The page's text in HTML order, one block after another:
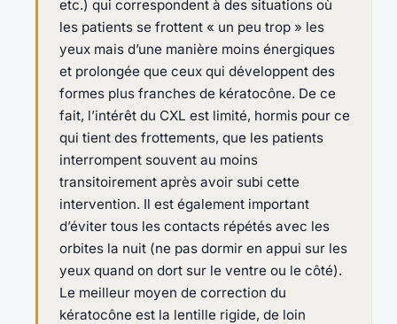
etc.) qui correspondent à des situations où
les patients se frottent « un peu trop » les
yeux mais d’une manière moins énergiques
et prolongée que ceux qui développent des
formes plus franches de kératocône. De ce
fait, l’intérêt du CXL est limité, hormis pour ce
qui tient des frottements, que les patients
interrompent souvent au moins
transitoirement après avoir subi cette
intervention. Il est également important
d’éviter tous les contacts répétés avec les
orbites la nuit (ne pas dormir en appui sur les
yeux quand on dort sur le ventre ou le côté).
Le meilleur moyen de correction du
kératocône est la lentille rigide, de loin